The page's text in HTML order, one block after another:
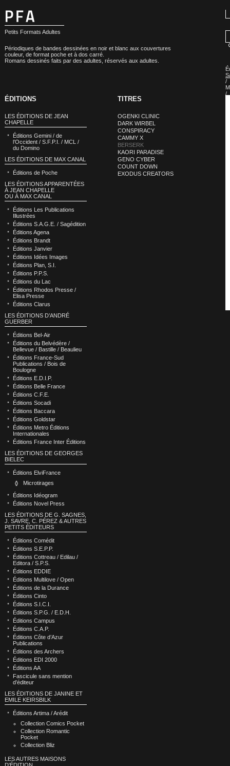
Petits Formats Adultes
Périodiques de bandes dessinées en noir et blanc aux couvertures
couleur, de format poche et à dos carré.
Romans dessinés faits par des adultes, réservés aux adultes.
/
/
ÉDITIONS
LES ÉDITIONS DE JEAN
CHAPELLE
Éditions Gemini / de
l’Occident / S.F.P.I. / MCL /
du Domino
LES ÉDITIONS DE MAX CANAL
Éditions de Poche
LES ÉDITIONS APPARENTÉES
À JEAN CHAPELLE
OU À MAX CANAL
Éditions Les Publications
Illustrées
Éditions S.A.G.E. / Sagédition
Éditions Agena
Éditions Brandt
Éditions Janvier
Éditions Idées Images
Éditions Plan, S.I.
Éditions P.P.S.
Éditions du Lac
Éditions Rhodos Presse /
Elisa Presse
Éditions Clarus
LES ÉDITIONS D’ANDRÉ
GUERBER
Éditions Bel-Air
Éditions du Belvédère /
Bellevue / Bastille / Beaulieu
Éditions France-Sud
Publications / Bois de
Boulogne
Éditions E.D.I.P.
Éditions Belle France
Éditions C.F.E.
Éditions Socadi
Éditions Baccara
Éditions Goldstar
Éditions Metro Éditions
Internationales
Éditions France Inter Éditions
LES ÉDITIONS DE GEORGES
BIELEC
Éditions ElviFrance
Microtirages
Éditions Idéogram
Éditions Novel Press
LES ÉDITIONS DE G. SAGNES,
J. SAVRE, C. PÉREZ & AUTRES
PETITS ÉDITEURS
Éditions Comédit
Éditions S.E.P.P.
Éditions Cottreau / Edilau /
Editora / S.P.S.
Éditions EDDIE
Éditions Multilove / Open
Éditions de la Durance
Éditions Cinto
Éditions S.I.C.I.
Éditions S.P.G. / E.D.H.
Éditions Campus
Éditions C.A.P.
Éditions Côte d’Azur
Publications
Éditions des Archers
Éditions EDI 2000
Éditions AA
Fascicule sans mention
d’éditeur
LES ÉDITIONS DE JANINE ET
EMILE KEIRSBILK
Éditions Artima / Arédit
Collection Comics Pocket
Collection Romantic
Pocket
Collection Bliz
LES AUTRES MAISONS
TITRES
OGENKI CLINIC
DARK WIRBEL
CONSPIRACY
CAMMY X
BERSERK
KAORI PARADISE
GENO CYBER
COUNT DOWN
EXODUS CREATORS